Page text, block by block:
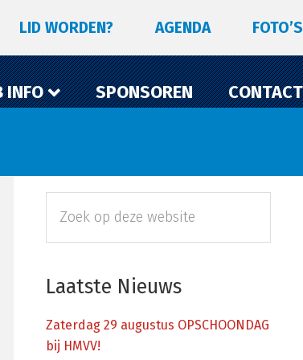
LID WORDEN? AGENDA FOTO’S
INFO SPONSOREN CONTACT
Primaire
Sidebar
deze
Laatste Nieuws
Zaterdag 29 augustus OPSCHOONDAG
bij HMVV!